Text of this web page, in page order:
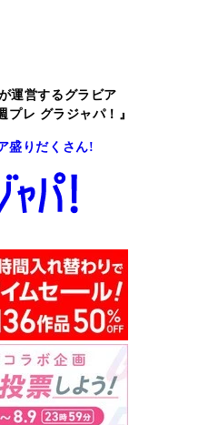
運営するグラビア
プレ グラジャパ！』
盛りだくさん!